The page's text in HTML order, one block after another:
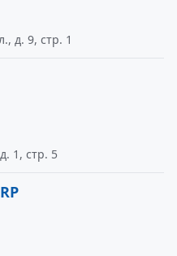
д. 9, стр. 1
1, стр. 5